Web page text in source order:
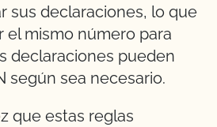
sus declaraciones, lo que
el mismo número para
declaraciones pueden
según sea necesario.
que estas reglas